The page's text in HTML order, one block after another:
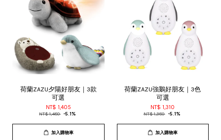
荷蘭ZAZU夕陽好朋友｜3款
可選
NT$ 1,405
NT$ 1,480 -5.1%
加入購物車
荷蘭ZAZU強鵝好朋友｜3色
可選
NT$ 1,310
NT$ 1,380 -5.1%
加入購物車